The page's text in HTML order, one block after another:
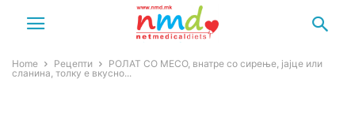
Home Рецепти
РОЛАТ СО МЕСО, внатре со сирење, јајце или
сланина, толку е вкусно...